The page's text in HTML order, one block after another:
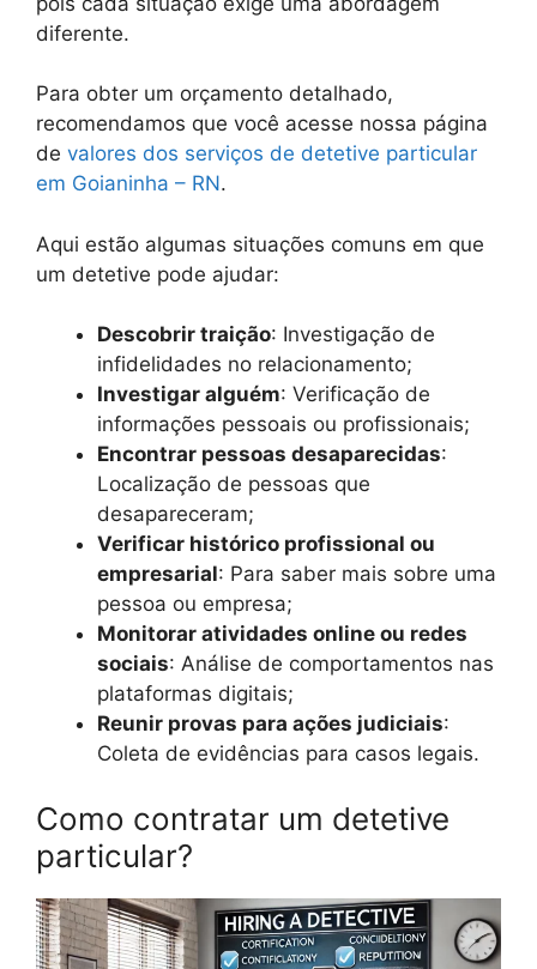
diferente.
Para obter um orçamento detalhado,
recomendamos que você acesse nossa página
de valores dos serviços de detetive particular
em Goianinha – RN.
Aqui estão algumas situações comuns em que
um detetive pode ajudar:
Descobrir traição: Investigação de
infidelidades no relacionamento;
Investigar alguém: Verificação de
informações pessoais ou profissionais;
Encontrar pessoas desaparecidas:
Localização de pessoas que
desapareceram;
Verificar histórico profissional ou
empresarial: Para saber mais sobre uma
pessoa ou empresa;
Monitorar atividades online ou redes
sociais: Análise de comportamentos nas
plataformas digitais;
Reunir provas para ações judiciais:
Coleta de evidências para casos legais.
Como contratar um detetive
particular?